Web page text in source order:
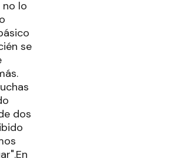
lo
se
dos